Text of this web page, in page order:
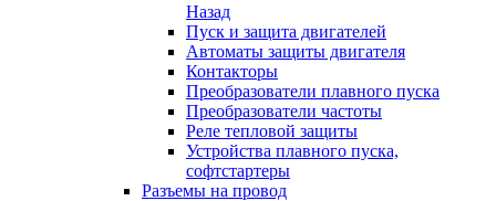
Назад
Пуск и защита двигателей
Автоматы защиты двигателя
Контакторы
Преобразователи плавного пуска
Преобразователи частоты
Реле тепловой защиты
Устройства плавного пуска,
софтстартеры
Разъемы на провод